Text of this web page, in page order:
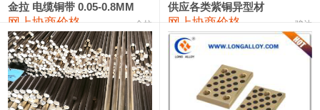
铸造铝合金锭(A380） 26,200—26,400 26,300 100
铝合金ADC12 24,100—24,300 100
铸造铝合金锭(ZL102) 24,100—24,300 24,200
金拉 电缆铜带 0.05-0.8MM
网上协商价格 金拉
供应各类紫铜异型材
网上协商价格 骏达